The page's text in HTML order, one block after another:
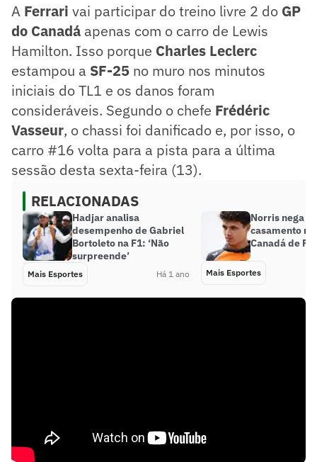
A Ferrari vai participar do treino livre 2 do GP
do Canadá apenas com o carro de Lewis
Hamilton. Isso porque Charles Leclerc
estampou a SF-25 no muro nos minutos
iniciais do TL1 e os danos foram
consideráveis. Segundo o chefe Frédéric
Vasseur, o chassi foi danificado e, por isso, o
carro #16 volta para a pista para a última
sessão desta sexta-feira (13).
RELACIONADAS
Hadjar analisa
desempenho de Gabriel
Bortoleto na F1: ‘Não
surpreende’
Mais Esportes Há 1 ano
Norris nega
casamento no
Canadá de
Mais Esportes